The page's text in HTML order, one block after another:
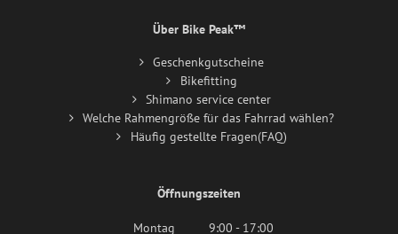
Über Bike Peak™
Geschenkgutscheine
Bikefitting
Shimano service center
Welche Rahmengröße für das Fahrrad wählen?
Häufig gestellte Fragen(FAQ)
Öffnungszeiten
Montag
9:00 - 17:00